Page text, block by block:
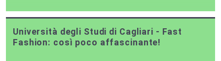
Università degli Studi di Cagliari - Fast
Fashion: così poco affascinante!